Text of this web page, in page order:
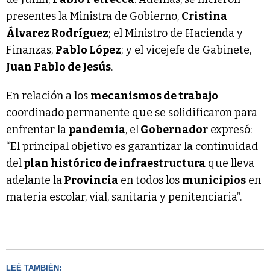
presentes la Ministra de Gobierno, Cristina
Álvarez Rodríguez; el Ministro de Hacienda y
Finanzas, Pablo López; y el vicejefe de Gabinete,
Juan Pablo de Jesús.
En relación a los mecanismos de trabajo
coordinado permanente que se solidificaron para
enfrentar la pandemia, elGobernador expresó:
“El principal objetivo es garantizar la continuidad
delplan histórico de infraestructura que lleva
adelante laProvincia en todos los municipios en
materia escolar, vial, sanitaria y penitenciaria”.
LEÉ TAMBIÉN: